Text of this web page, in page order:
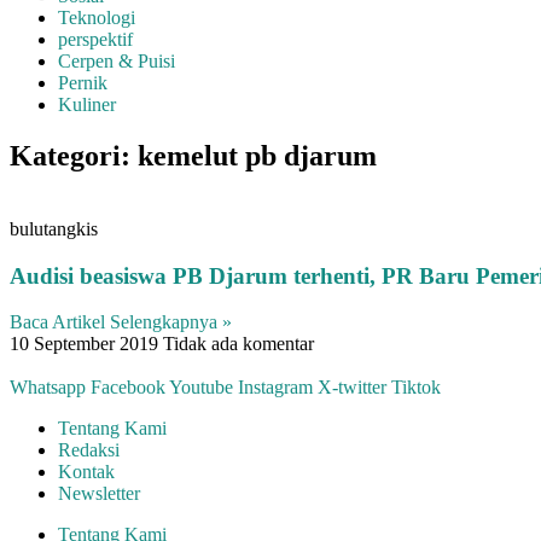
Teknologi
perspektif
Cerpen & Puisi
Pernik
Kuliner
Kategori: kemelut pb djarum
bulutangkis
Audisi beasiswa PB Djarum terhenti, PR Baru
Baca Artikel Selengkapnya »
10 September 2019 Tidak ada komentar
Whatsapp FacebookYoutube Instagram X-twitter Tiktok
Tentang Kami
Redaksi
Kontak
Newsletter
Tentang Kami